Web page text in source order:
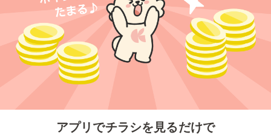
アプリでチラシを見るだけで